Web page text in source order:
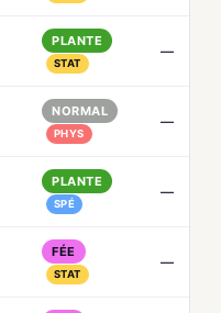
PLANTE
STAT
—
NORMAL
PHYS
—
PLANTE
SPÉ
—
FÉE
STAT
—